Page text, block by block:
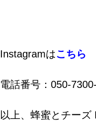
Instagramはこちら
電話番号：050-
以上、蜂蜜とチーズ